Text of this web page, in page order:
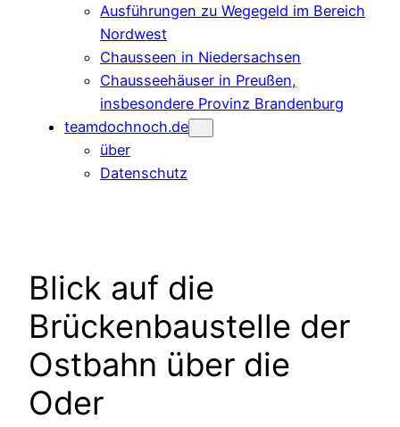
Ausführungen zu Wegegeld im Bereich
Nordwest
Chausseen in Niedersachsen
Chausseehäuser in Preußen,
insbesondere Provinz Brandenburg
teamdochnoch.de
über
Datenschutz
Blick auf die
Brückenbaustelle der
Ostbahn über die
Oder